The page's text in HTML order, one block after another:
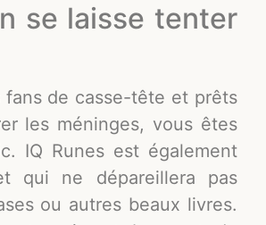
se laisse tenter
fans de casse-tête et prêts
les méninges, vous êtes
IQ Runes est également
qui ne dépareillera pas
ou autres beaux livres.